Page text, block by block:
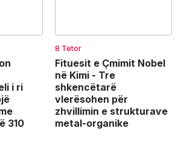
i ri
310
8 Tetor
Fituesit e Çmimit Nobel
në Kimi - Tre
shkencëtarë
vlerësohen për
zhvillimin e strukturave
metal-organike